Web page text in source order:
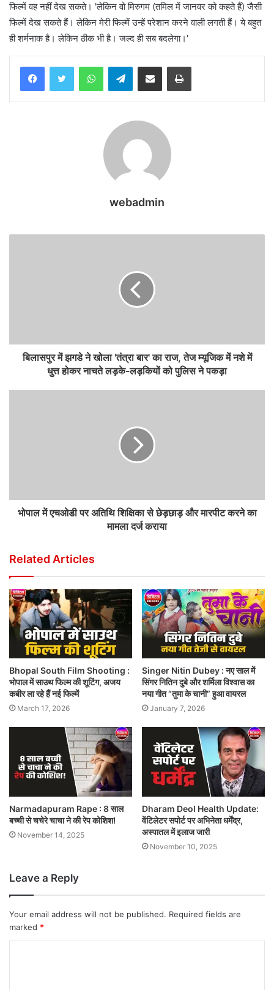
फिल्में वह नहीं देख सकते। 'लेकिन वो मिरुगम (तमिल में जानवर को कहते हैं) जैसी
फिल्में देख सकते हैं। लेकिन मेरी फिल्में उन्हें परेशान करने वाली लगती हैं। ये बहुत
ही शर्मनाक है। लेकिन ठीक भी है। जल्द ही सब बदलेगा।'
WhatsAppTelegramShare via Email Print
webadmin
बिलासपुर में झगडे ने खोला 'तंत्रा बार' का राज, तेज म्यूजिक में नशे में
धुत्त होकर नाचते लड़के-लड़कियों को पुलिस ने पकड़ा
भोपाल में एचओडी पर अतिथि शिक्षिका से छेड़छाड़ और मारपीट करने का
मामला दर्ज कराया
Related Articles
Bhopal South Film Shooting :
भोपाल में साउथ फिल्म की शूटिंग, अजय
कबीर ला रहे हैं नई फिल्में
March 17, 2026
Singer Nitin Dubey : नए साल में
सिंगर नितिन दुबे और शर्मिला विश्वास का
नया गीत “तुमा के चानी” हुआ वायरल
January 7, 2026
Narmadapuram Rape : 8 साल
बच्ची से चचेरे चाचा ने की रेप कोशिश!
November 14, 2025
Dharam Deol Health Update:
वेंटिलेटर सपोर्ट पर अभिनेता धर्मेंद्र,
अस्पातल में इलाज जारी
November 10, 2025
Leave a Reply
Your email address will not be published. Required fields are
marked *